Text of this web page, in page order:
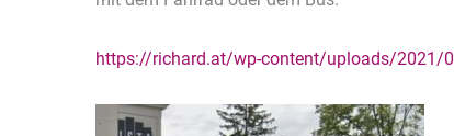
https://richard.at/wp-content/uploads/2021/